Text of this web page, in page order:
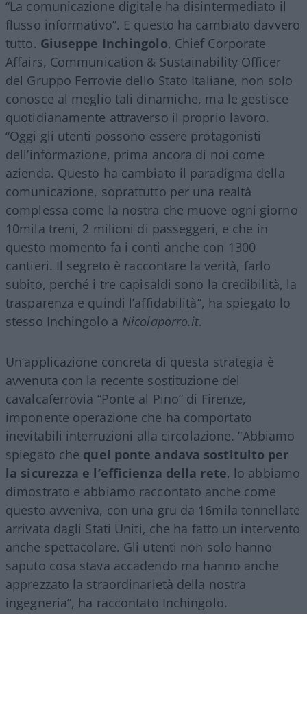
“La comunicazione digitale ha disintermediato il
flusso informativo”. E questo ha cambiato davvero
tutto. Giuseppe Inchingolo, Chief Corporate
Affairs, Communication & Sustainability Officer
del Gruppo Ferrovie dello Stato Italiane, non solo
conosce al meglio tali dinamiche, ma le gestisce
quotidianamente attraverso il proprio lavoro.
“Oggi gli utenti possono essere protagonisti
dell’informazione, prima ancora di noi come
azienda. Questo ha cambiato il paradigma della
comunicazione, soprattutto per una realtà
complessa come la nostra che muove ogni giorno
10mila treni, 2 milioni di passeggeri, e che in
questo momento fa i conti anche con 1300
cantieri. Il segreto è raccontare la verità, farlo
subito, perché i tre capisaldi sono la credibilità, la
trasparenza e quindi l’affidabilità”, ha spiegato lo
stesso Inchingolo a Nicolaporro.it.
Un’applicazione concreta di questa strategia è
avvenuta con la recente sostituzione del
cavalcaferrovia “Ponte al Pino” di Firenze,
imponente operazione che ha comportato
inevitabili interruzioni alla circolazione. “Abbiamo
spiegato che quel ponte andava sostituito per
la sicurezza e l’efficienza della rete, lo abbiamo
dimostrato e abbiamo raccontato anche come
questo avveniva, con una gru da 16mila tonnellate
arrivata dagli Stati Uniti, che ha fatto un intervento
anche spettacolare. Gli utenti non solo hanno
saputo cosa stava accadendo ma hanno anche
apprezzato la straordinarietà della nostra
ingegneria”, ha raccontato Inchingolo.